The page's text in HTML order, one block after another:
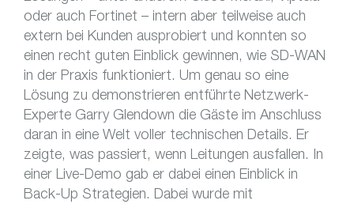
oder auch Fortinet – intern aber teilweise auch
extern bei Kunden ausprobiert und konnten so
einen recht guten Einblick gewinnen, wie SD-WAN
in der Praxis funktioniert. Um genau so eine
Lösung zu demonstrieren entführte Netzwerk-
Experte Garry Glendown die Gäste im Anschluss
daran in eine Welt voller technischen Details. Er
zeigte, was passiert, wenn Leitungen ausfallen. In
einer Live-Demo gab er dabei einen Einblick in
Back-Up Strategien. Dabei wurde mit